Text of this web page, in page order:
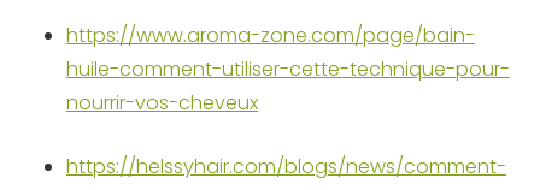
https://www.aroma-zone.com/page/bain-
huile-comment-utiliser-cette-technique-pour-
nourrir-vos-cheveux
https://helssyhair.com/blogs/news/comment-